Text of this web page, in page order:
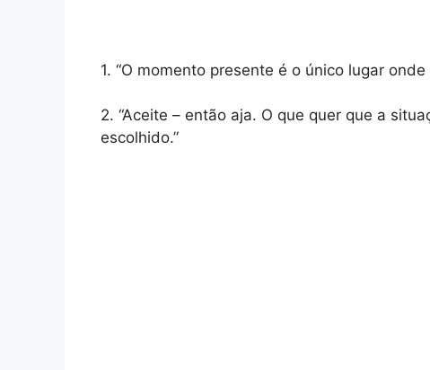
1. “O momento presente é o único lugar
2. “Aceite – então aja. O que quer que a
escolhido.”